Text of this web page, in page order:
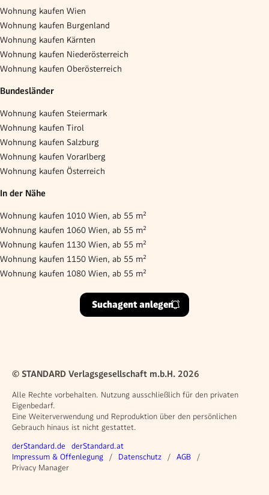
Wohnung kaufen Wien
Wohnung kaufen Burgenland
Wohnung kaufen Kärnten
Wohnung kaufen Niederösterreich
Wohnung kaufen Oberösterreich
Bundesländer
Wohnung kaufen Steiermark
Wohnung kaufen Tirol
Wohnung kaufen Salzburg
Wohnung kaufen Vorarlberg
Wohnung kaufen Österreich
In der Nähe
Wohnung kaufen 1010 Wien, ab 55 m²
Wohnung kaufen 1060 Wien, ab 55 m²
Wohnung kaufen 1130 Wien, ab 55 m²
Wohnung kaufen 1150 Wien, ab 55 m²
Wohnung kaufen 1080 Wien, ab 55 m²
Suchagent anlegen
© STANDARD Verlagsgesellschaft m.b.H. 2026
Alle Rechte vorbehalten. Nutzung ausschließlich für den privaten
Eigenbedarf.
Eine Weiterverwendung und Reproduktion über den persönlichen
Gebrauch hinaus ist nicht gestattet.
Weitere Angebote
derStandard.de derStandard.at
Rechtliches
Impressum & Offenlegung Datenschutz
AGB
Privacy Manager